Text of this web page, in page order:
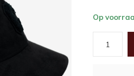
Op